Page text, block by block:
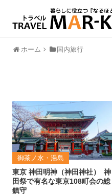
ホーム 国内旅行
御茶ノ水・湯島
東京 神田明神（神田神社）
神
田祭で有名な東京108町会の総
鎮守